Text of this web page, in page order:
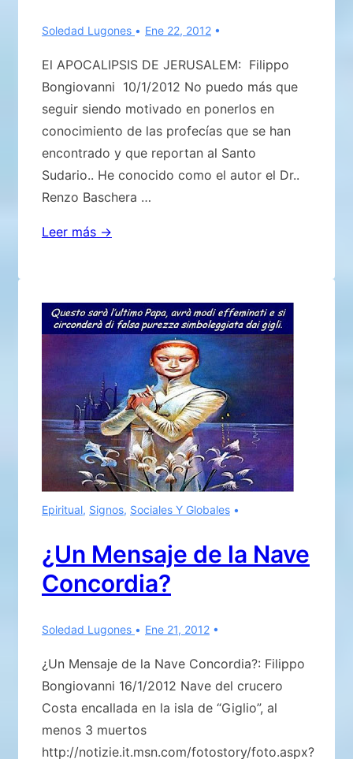
Soledad Lugones Ene 22, 2012
El APOCALIPSIS DE JERUSALEM: Filippo
Bongiovanni 10/1/2012 No puedo más que
seguir siendo motivado en ponerlos en
conocimiento de las profecías que se han
encontrado y que reportan al Santo
Sudario.. He conocido como el autor el Dr..
Renzo Baschera …
El
Leer más →
Epiritual, Signos, Sociales Y Globales
¿Un Mensaje de la Nave
Concordia?
Soledad Lugones Ene 21, 2012
¿Un Mensaje de la Nave Concordia?: Filippo
Bongiovanni 16/1/2012 Nave del crucero
Costa encallada en la isla de “Giglio”, al
menos 3 muertos
http://notizie.it.msn.com/fotostory/foto.aspx?